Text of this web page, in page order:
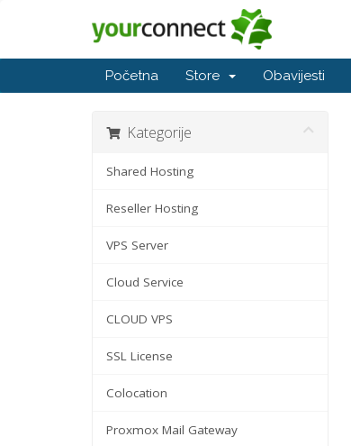
Početna Store Obavijesti
Kategorije
Shared Hosting
Reseller Hosting
VPS Server
Cloud Service
CLOUD VPS
SSL License
Colocation
Proxmox Mail Gateway